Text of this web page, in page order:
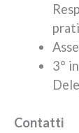
3°
Contatti